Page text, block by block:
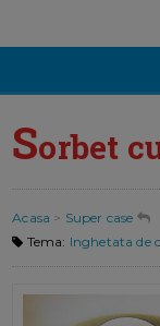
Sorbet
Acasa > Super case
Tema: Inghetata de